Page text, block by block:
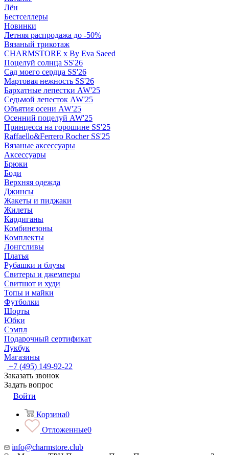
Лён
Бестселлеры
Новинки
Летняя распродажа до -50%
Вязаный трикотаж
CHARMSTORE х By Eva Saeed
Поцелуй солнца SS'26
Сад моего сердца SS'26
Мартовая нежность SS'26
Бархатные лепестки AW'25
Седьмой лепесток AW'25
Объятия осени AW'25
Осенний поцелуй AW'25
Принцесса на горошине SS'25
Raffaello&Ferrero Rocher SS'25
Вязаные аксессуары
Аксессуары
Брюки
Боди
Верхняя одежда
Джинсы
Жакеты и пиджаки
Жилеты
Кардиганы
Комбинезоны
Комплекты
Лонгсливы
Платья
Рубашки и блузы
Свитеры и джемперы
Свитшот и худи
Топы и майки
Футболки
Шорты
Юбки
Сэмпл
Подарочный сертификат
Лукбук
Магазины
+7 (495) 149-92-22
Заказать звонок
Задать вопрос
Войти
Корзина0
Отложенные0
info@charmstore.club